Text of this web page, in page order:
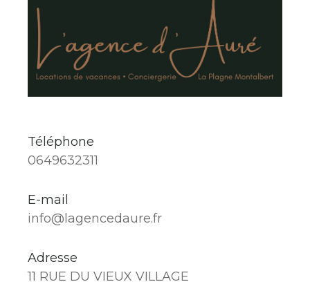
Téléphone
0649632311
E-mail
info@lagencedaure.fr
Adresse
11 RUE DU VIEUX VILLAGE